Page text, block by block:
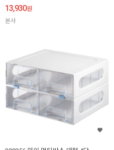
13,930원
본사